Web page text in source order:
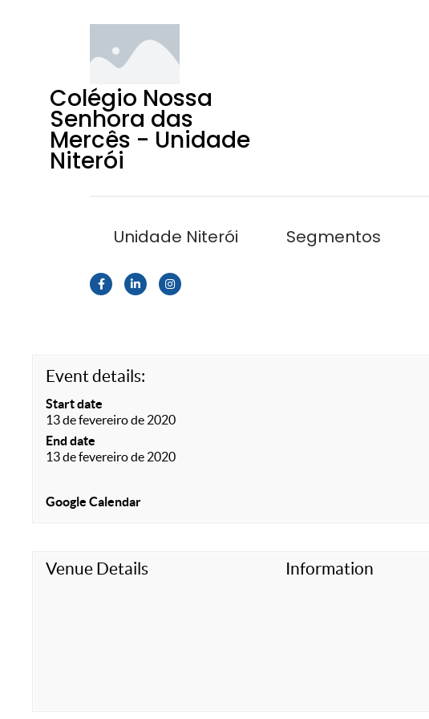
Colégio Nossa
Senhora das
Mercês - Unidade
Niterói
Unidade Niterói Segmentos
Event details:
Start date
13 de fevereiro de 2020
End date
13 de fevereiro de 2020
Google Calendar
Venue Details Information